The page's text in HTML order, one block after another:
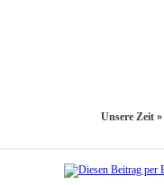
Unsere Zeit »